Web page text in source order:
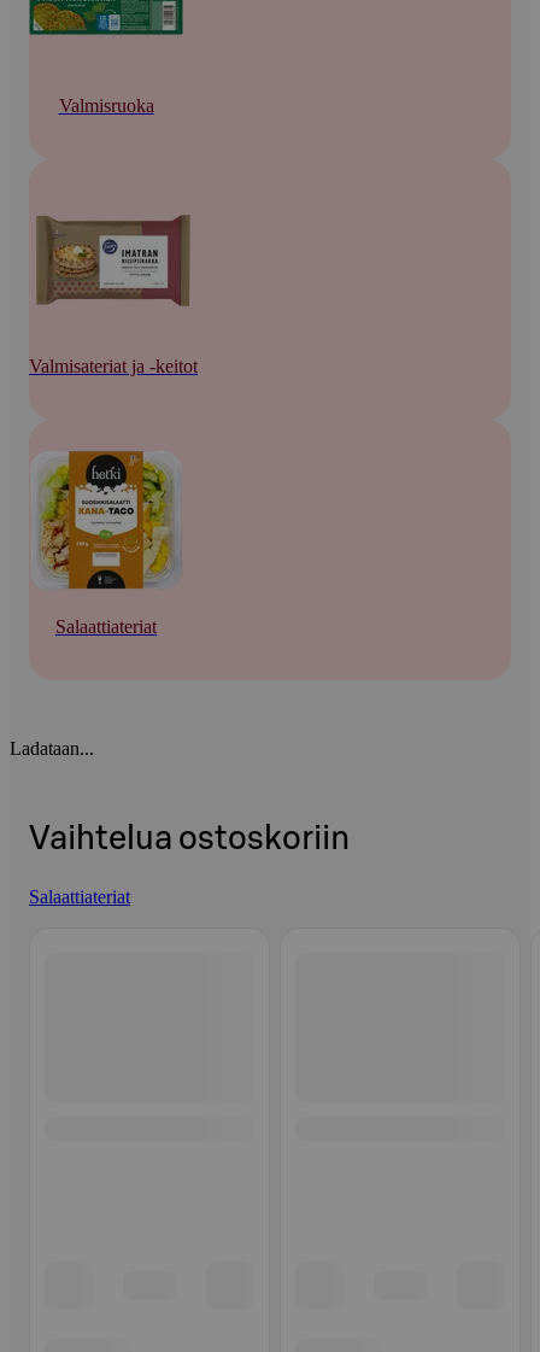
Valmisruoka
Valmisateriat ja -keitot
Salaattiateriat
Ladataan...
Vaihtelua ostoskoriin
Salaattiateriat